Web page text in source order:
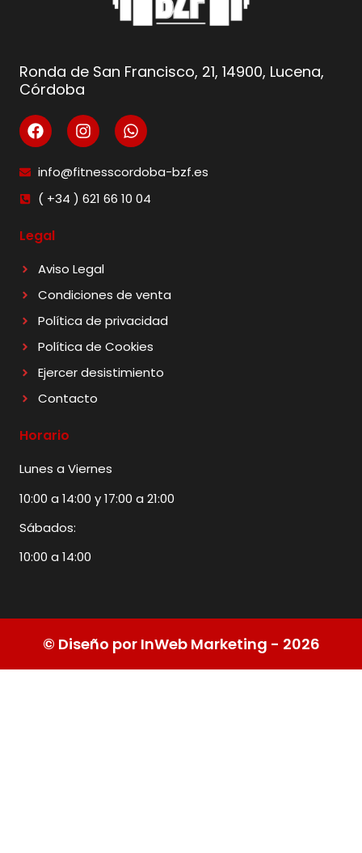
Ronda de San Francisco, 21, 14900, Lucena,
Córdoba
info@fitnesscordoba-bzf.es
( +34 ) 621 66 10 04
Legal
Aviso Legal
Condiciones de venta
Política de privacidad
Política de Cookies
Ejercer desistimiento
Contacto
Horario
Lunes a Viernes
10:00 a 14:00 y 17:00 a 21:00
Sábados:
10:00 a 14:00
© Diseño por InWeb Marketing - 2026